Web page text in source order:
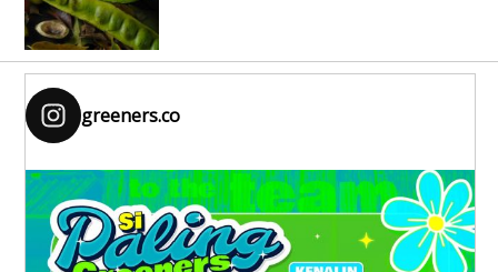
greeners.co